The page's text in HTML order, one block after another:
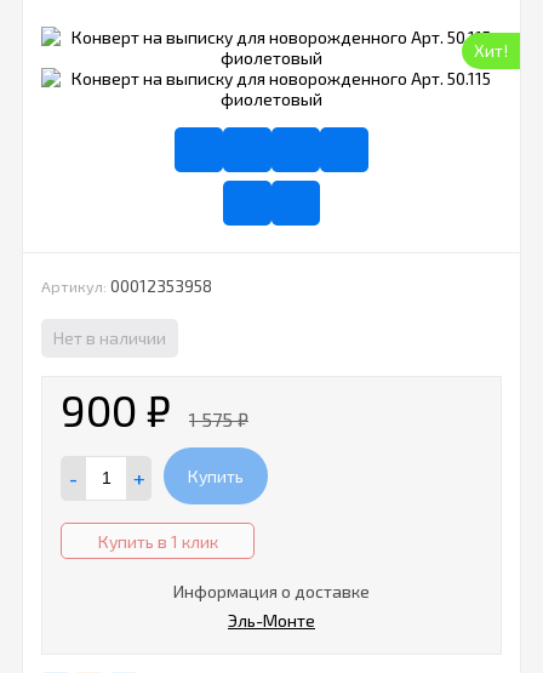
Хит!
Артикул: 00012353958
Нет в наличии
900 ₽ 1 575₽
- + Купить
Купить в 1 клик
Информация о доставке
Эль-Монте